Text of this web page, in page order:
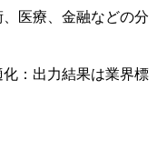
医療、金融などの分
：出力結果は業界標